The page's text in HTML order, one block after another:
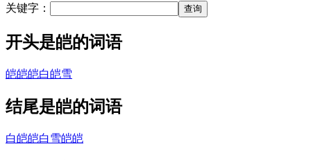
关键字：
开头是皑的词语
皑皑皑白皑雪
结尾是皑的词语
白皑皑白雪皑皑